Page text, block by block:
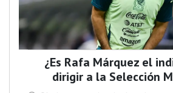
¿Es Rafa Márquez el
dirigir a la Selección